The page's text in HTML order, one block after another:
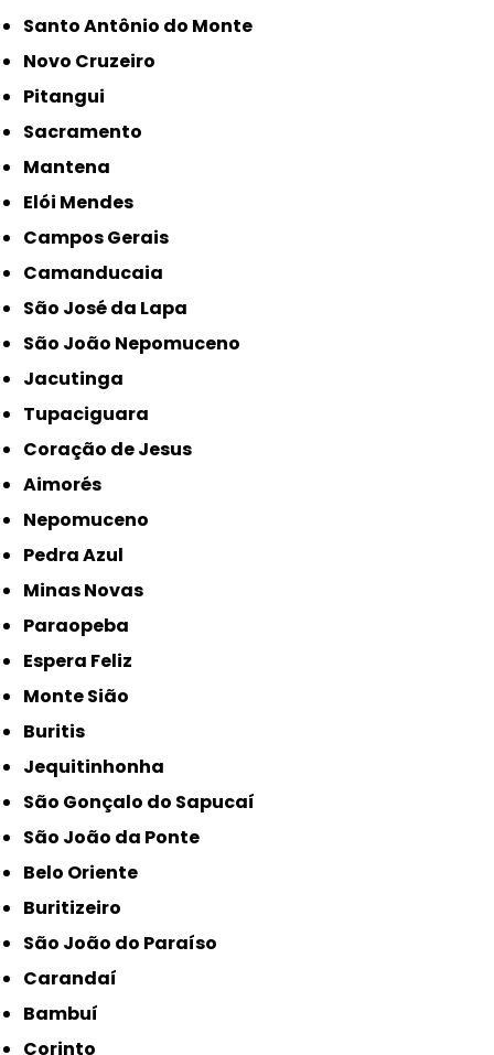
Santo Antônio do Monte
Novo Cruzeiro
Pitangui
Sacramento
Mantena
Elói Mendes
Campos Gerais
Camanducaia
São José da Lapa
São João Nepomuceno
Jacutinga
Tupaciguara
Coração de Jesus
Aimorés
Nepomuceno
Pedra Azul
Minas Novas
Paraopeba
Espera Feliz
Monte Sião
Buritis
Jequitinhonha
São Gonçalo do Sapucaí
São João da Ponte
Belo Oriente
Buritizeiro
São João do Paraíso
Carandaí
Bambuí
Corinto